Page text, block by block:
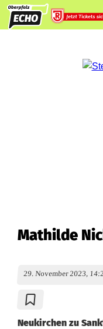
Mathilde
29. November 2023,
Neukirchen zu